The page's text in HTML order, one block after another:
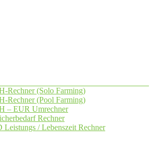
Rechner (Solo Farming)
Rechner (Pool Farming)
– EUR Umrechner
Rechner
Leistungs / Lebenszeit Rechner